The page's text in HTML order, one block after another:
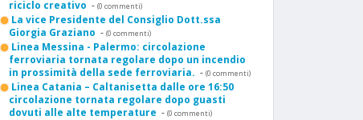
riciclo creativo - (0 commenti)
La vice Presidente del Consiglio Dott.ssa
Giorgia Graziano - (0 commenti)
Linea Messina - Palermo: circolazione
ferroviaria tornata regolare dopo un incendio
in prossimità della sede ferroviaria. - (0 commenti)
Linea Catania – Caltanisetta dalle ore 16:50
circolazione tornata regolare dopo guasti
dovuti alle alte temperature - (0 commenti)